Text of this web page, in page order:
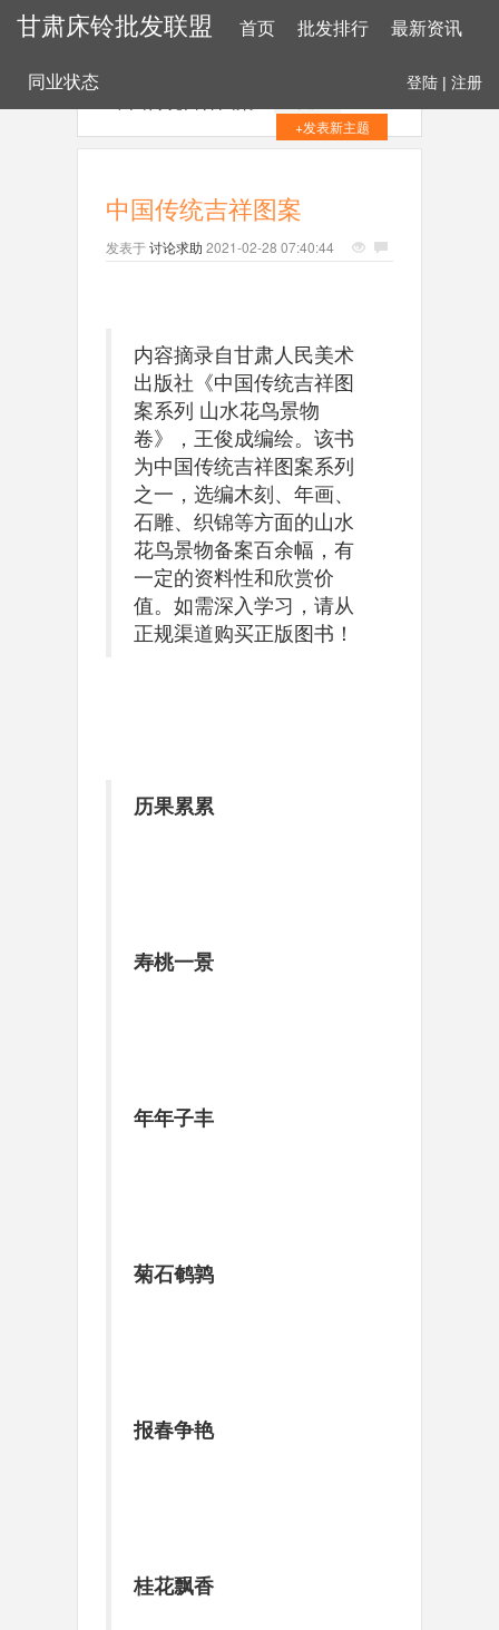
甘肃床铃批发联盟 首页 批发排行 最新资讯
同业状态 登陆 | 注册
+发表新主题
中国传统吉祥图案
发表于讨论求助 2021-02-28 07:40:44
内容摘录自甘肃人民美术
出版社《中国传统吉祥图
案系列 山水花鸟景物
卷》，王俊成编绘。该书
为中国传统吉祥图案系列
之一，选编木刻、年画、
石雕、织锦等方面的山水
花鸟景物备案百余幅，有
一定的资料性和欣赏价
值。如需深入学习，请从
正规渠道购买正版图书！
历果累累
寿桃一景
年年子丰
菊石鹌鹑
报春争艳
桂花飘香